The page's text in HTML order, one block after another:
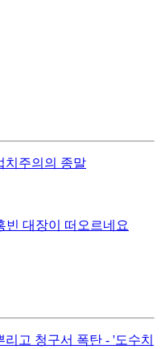
치주의의 종말
빈 대장이 떠오르네요
고 청구서 폭탄 - '도수치